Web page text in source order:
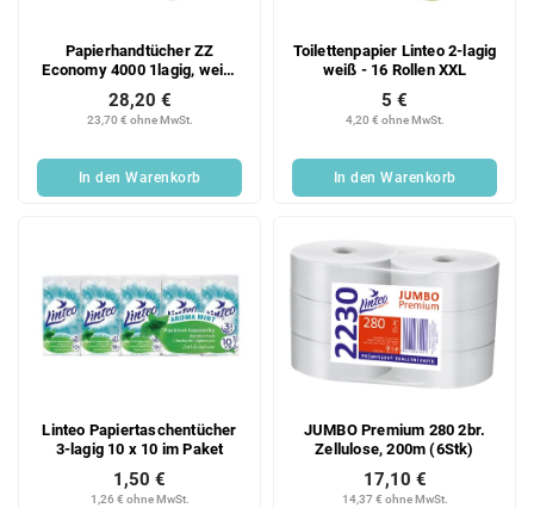
Papierhandtücher ZZ
Economy 4000 1lagig, weiß,
23,70 € ohne MwSt.
28,20 €
In den Warenkorb
Toilettenpapier Linteo 2-lagig
weiß - 16 Rollen XXL
4,20 € ohne MwSt.
5 €
In den Warenkorb
Linteo Papiertaschentücher
3-lagig 10 x 10 im Paket
1,26 € ohne MwSt.
1,50 €
JUMBO Premium 280 2br.
Zellulose, 200m (6Stk)
14,37 € ohne MwSt.
17,10 €